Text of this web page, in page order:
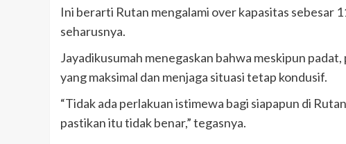
Ini berarti Rutan mengalami over kapasitas sebesar
seharusnya.
Jayadikusumah menegaskan bahwa meskipun
yang maksimal dan menjaga situasi tetap kondusif.
“Tidak ada perlakuan istimewa bagi siapapun di
pastikan itu tidak benar,” tegasnya.